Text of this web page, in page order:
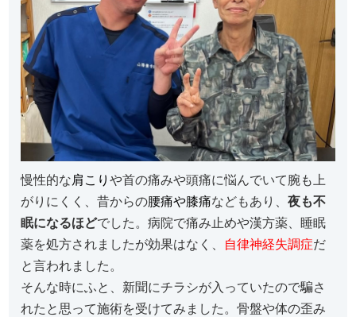
慢性的な肩こり や首の痛みや頭痛に悩んでいて腕も上
がりにくく、昔からの腰痛や膝痛などもあり、 夜も不
眠になるほどでした。病院で痛み止めや漢方薬、睡眠
薬を処方されましたが効果はなく、
自律神経失調症だ
と言われました。
そんな時にふと、新聞にチラシが入っていたので騙さ
れたと思って施術を受けてみました。骨盤や体の歪み